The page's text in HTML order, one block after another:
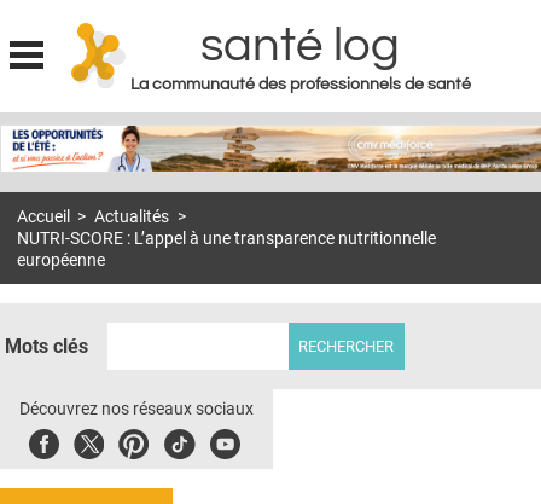
Jump to navigation
santé log
La communauté des professionnels de santé
MON COMPTE
S'ABONNER À LA REVUE SOIN À DOMICILE
ACTUS
E-REVUE SAD
THÉMA
Accueil > Actualités >
NUTRI-SCORE : L’appel à une transparence nutritionnelle
européenne
Mots clés
Découvrez nos réseaux sociaux
FacebookTwitterPinterest
TiktokYoubute